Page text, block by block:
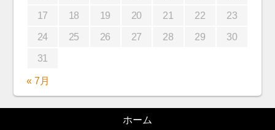
17 18 19 20 21 22 23
24 25 26 27 28 29 30
31
« 7月
ホーム